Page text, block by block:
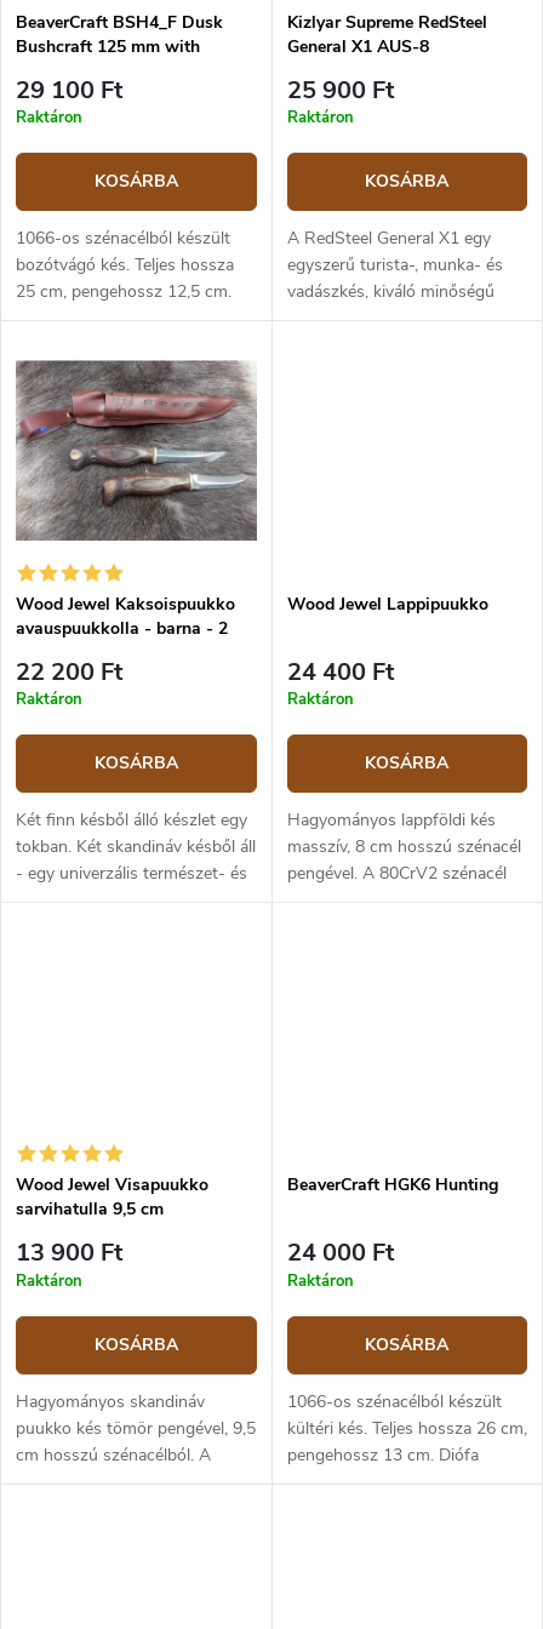
z
é
s
e
s
t
á
j
BeaverCraft BSH4_F Dusk
Bushcraft 125 mm with
29 100 Ft
Raktáron
KOSÁRBA
1066-os szénacélból készült
bozótvágó kés. Teljes hossza
25 cm, pengehossz 12,5 cm.
Diófa markolat. Bőr tok, szék.
Kizlyar Supreme RedSteel
General X1 AUS-8
25 900 Ft
Raktáron
KOSÁRBA
A RedSteel General X1 egy
egyszerű turista-, munka- és
vadászkés, kiváló minőségű
anyagokból. A penge AUS-8
Wood Jewel Kaksoispuukko
avauspuukkolla - barna - 2
22 200 Ft
Raktáron
KOSÁRBA
Két finn késből álló készlet egy
tokban. Két skandináv késből áll
- egy univerzális természet- és
vadászkésből, 9,5 cm-es
Wood Jewel Lappipuukko
24 400 Ft
Raktáron
KOSÁRBA
Hagyományos lappföldi kés
masszív, 8 cm hosszú szénacél
pengével. A 80CrV2 szénacél
penge éles és robusztus, így
Wood Jewel Visapuukko
sarvihatulla 9,5 cm
13 900 Ft
Raktáron
KOSÁRBA
Hagyományos skandináv
puukko kés tömör pengével, 9,5
cm hosszú szénacélból. A
80CrV2 szénacél penge
BeaverCraft HGK6 Hunting
24 000 Ft
Raktáron
KOSÁRBA
1066-os szénacélból készült
kültéri kés. Teljes hossza 26 cm,
pengehossz 13 cm. Diófa
markolat. Bőr tok.